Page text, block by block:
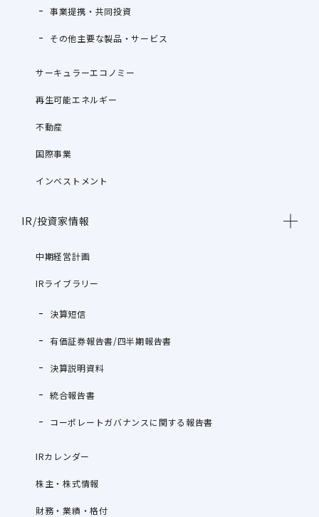
事業提携・共同投資
その他主要な製品・サービス
サーキュラーエコノミー
再生可能エネルギー
不動産
国際事業
インベストメント
IR/投資家情報
中期経営計画
IRライブラリー
決算短信
有価証券報告書/四半期報告書
決算説明資料
統合報告書
コーポレートガバナンスに関する報告書
IRカレンダー
株主・株式情報
財務・業績・格付